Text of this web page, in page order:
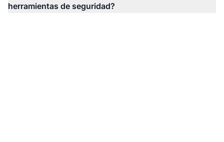
herramientas de seguridad?